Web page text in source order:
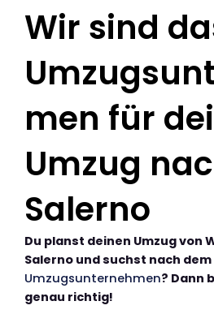
Wir sind
men für
Umzug
Salerno
Du planst deinen Umzug von
Salerno und suchst nach
Umzugsunternehmen? Dann
genau richtig!